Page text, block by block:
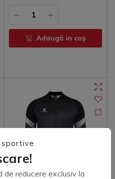
sportive
de reducere exclusiv la
Adaugă in coş